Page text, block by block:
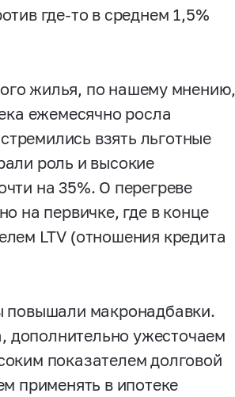
где-то в среднем 1,5%
жилья, по нашему мнению,
ежемесячно росла
взять льготные
роль и высокие
на 35%. О перегреве
на первичке, где в конце
LTV (отношения кредита
повышали макронадбавки.
дополнительно ужесточаем
показателем долговой
применять в ипотеке